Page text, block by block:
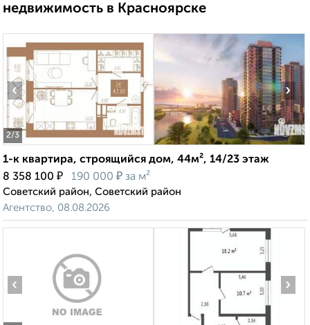
недвижимость в Красноярске
2/3
‹ ›
1-к квартира, строящийся дом, 44м², 14/23 этаж
8 358 100 ₽ 190 000 ₽ за м²
Советский район, Советский район
Агентство, 08.08.2026
‹ ›